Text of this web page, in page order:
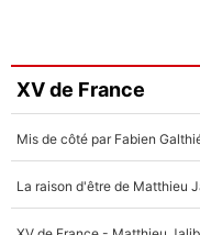
XV de France